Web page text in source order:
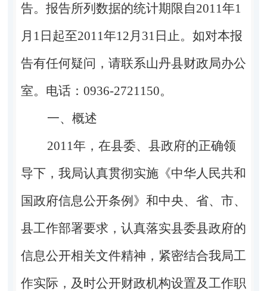
告。报告所列数据的统计期限自2011年1
月1日起至2011年12月31日止。如对本报
告有任何疑问，请联系山丹县财政局办公
室。电话：0936-2721150。
一、概述
2011年，在县委、县政府的正确领
导下，我局认真贯彻实施《中华人民共和
国政府信息公开条例》和中央、省、市、
县工作部署要求，认真落实县委县政府的
信息公开相关文件精神，紧密结合我局工
作实际，及时公开财政机构设置及工作职